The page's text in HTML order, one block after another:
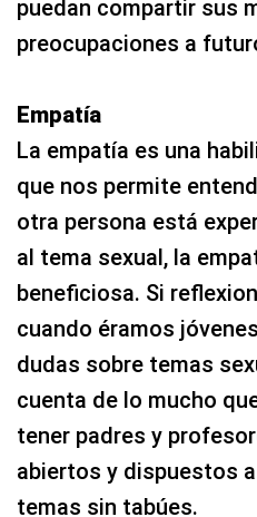
puedan compartir sus
preocupaciones a
Empatía
La empatía es una
que nos permite
otra persona está
al tema sexual, la
beneficiosa. Si
cuando éramos
dudas sobre temas
cuenta de lo mucho
tener padres y
abiertos y dispuestos
temas sin tabúes.